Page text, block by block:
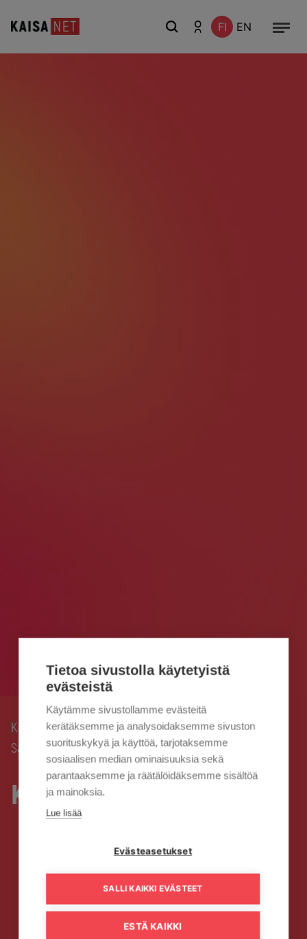
FI EN
Kaisanet ›Laitteet ja lisäpalvelut ›Kaisa
Sähköpostipalvelu
Kaisa Sähköpostipalvelu
Tietoa sivustolla käytetyistä
evästeistä
Käytämme sivustollamme evästeitä
kerätäksemme ja analysoidaksemme sivuston
suorituskykyä ja käyttöä, tarjotaksemme
sosiaalisen median ominaisuuksia sekä
parantaaksemme ja räätälöidäksemme sisältöä
ja mainoksia.
Lue lisää
Evästeasetukset
SALLI KAIKKI EVÄSTEET
ESTÄ KAIKKI